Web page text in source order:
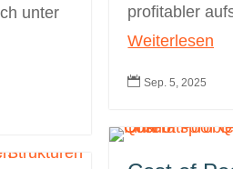
unter
profitabler
Weiterlesen
 Sep. 5, 2025